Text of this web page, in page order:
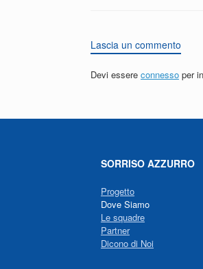
Lascia un commento
Devi essere connesso per
SORRISO AZZURRO
Progetto
Dove Siamo
Le squadre
Partner
Dicono di Noi